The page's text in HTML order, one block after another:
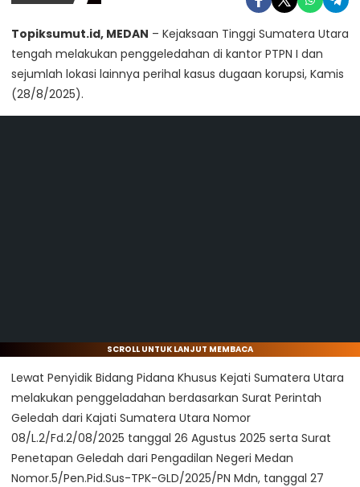
Topiksumut.id, MEDAN – Kejaksaan Tinggi Sumatera Utara
tengah melakukan penggeledahan di kantor PTPN I dan
sejumlah lokasi lainnya perihal kasus dugaan korupsi, Kamis
(28/8/2025).
SCROLL UNTUK LANJUT MEMBACA
Lewat Penyidik Bidang Pidana Khusus Kejati Sumatera Utara
melakukan penggeladahan berdasarkan Surat Perintah
Geledah dari Kajati Sumatera Utara Nomor
08/L.2/Fd.2/08/2025 tanggal 26 Agustus 2025 serta Surat
Penetapan Geledah dari Pengadilan Negeri Medan
Nomor.5/Pen.Pid.Sus-TPK-GLD/2025/PN Mdn, tanggal 27